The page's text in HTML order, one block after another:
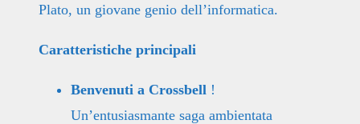
Plato, un giovane genio dell’informatica.
Caratteristiche principali
Benvenuti a Crossbell !
Un’entusiasmante saga ambientata